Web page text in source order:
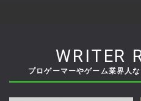
WRITER
プロゲーマーやゲーム業界人